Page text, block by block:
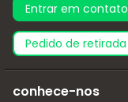
Entrar em contato
pedido de retirada
conhece-nos